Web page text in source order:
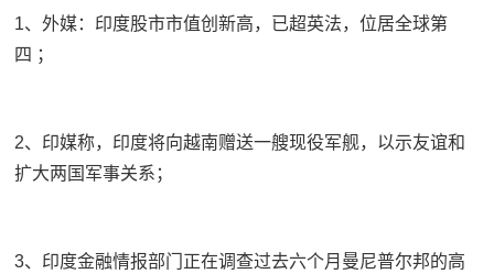
1、外媒：印度股市市值创新高，已超英法，位居全球第
四 ；
2、印媒称，印度将向越南赠送一艘现役军舰，以示友谊和
扩大两国军事关系；
3、印度金融情报部门正在调查过去六个月曼尼普尔邦的高